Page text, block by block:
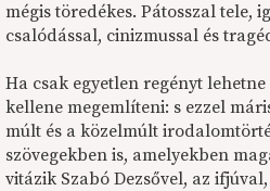
mégis töredékes. Pátosszal tele,
csalódással, cinizmussal és
Ha csak egyetlen regényt
kellene megemlíteni: s ezzel
múlt és a közelmúlt
szövegekben is, amelyekben
vitázik Szabó Dezsővel, az